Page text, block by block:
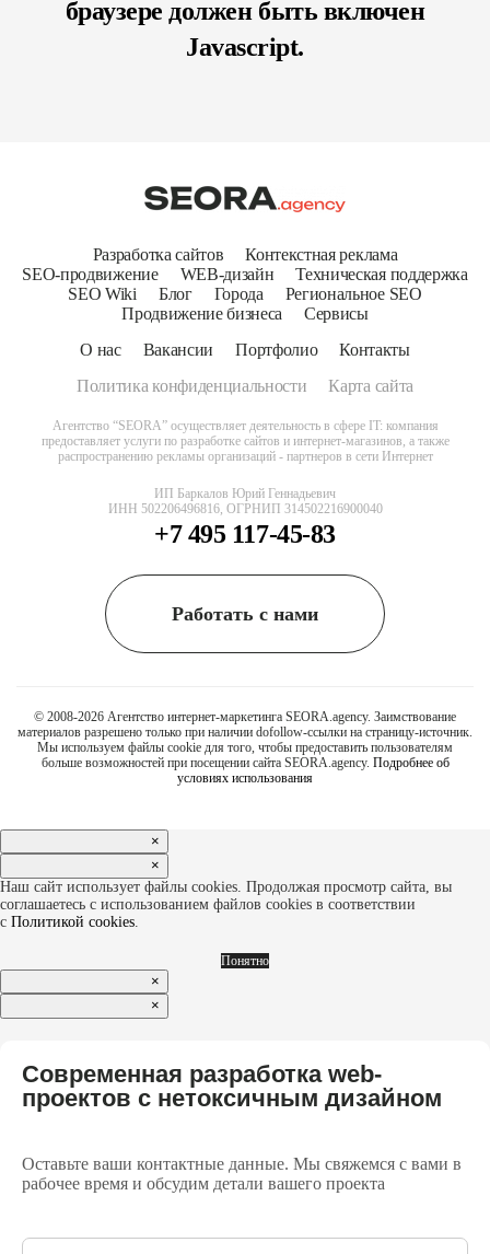
браузере должен быть включен
Javascript.
Разработка сайтов
Контекстная реклама
SEO-продвижение
WEB-дизайн
Техническая поддержка
SEO Wiki
Блог Города
Региональное SEO
Продвижение бизнеса
Сервисы
О нас
Вакансии Портфолио
Контакты
Политика конфиденциальности
Карта сайта
Агентство “SEORA” осуществляет деятельность в сфере IT: компания
предоставляет услуги по разработке сайтов и интернет-магазинов, а также
распространению рекламы организаций - партнеров в сети Интернет
ИП Баркалов Юрий Геннадьевич
ИНН 502206496816, ОГРНИП 314502216900040
+7 495 117-45-83
Работать с нами
© 2008-2026 Агентство интернет-маркетинга SEORA.agency. Заимствование
материалов разрешено только при наличии dofollow-ссылки на страницу-источник.
Мы используем файлы cookie для того, чтобы предоставить пользователям
больше возможностей при посещении сайта SEORA.agency. Подробнее об
условиях использования
×
×
Наш сайт использует файлы cookies. Продолжая просмотр сайта, вы
соглашаетесь с использованием файлов cookies в соответствии
с Политикой cookies
Понятно
×
×
Современная разработка web-
проектов с нетоксичным дизайном
Оставьте ваши контактные данные. Мы свяжемся с вами в
рабочее время и обсудим детали вашего проекта